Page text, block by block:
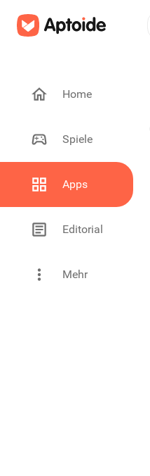
Home
Spiele
Apps
Editorial
Mehr